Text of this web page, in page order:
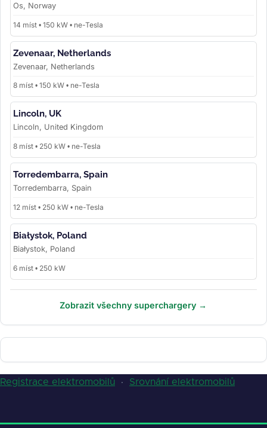
Os, Norway
14 míst • 150 kW • ne-Tesla
Zevenaar, Netherlands
Zevenaar, Netherlands
8 míst • 150 kW • ne-Tesla
Lincoln, UK
Lincoln, United Kingdom
8 míst • 250 kW • ne-Tesla
Torredembarra, Spain
Torredembarra, Spain
12 míst • 250 kW • ne-Tesla
Białystok, Poland
Białystok, Poland
6 míst • 250 kW
Zobrazit všechny superchargery →
Registrace elektromobilů · Srovnání elektromobilů